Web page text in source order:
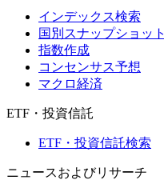
インデックス検索
国別スナップショット
指数作成
コンセンサス予想
マクロ経済
ETF・投資信託
ETF・投資信託検索
ニュースおよびリサーチ